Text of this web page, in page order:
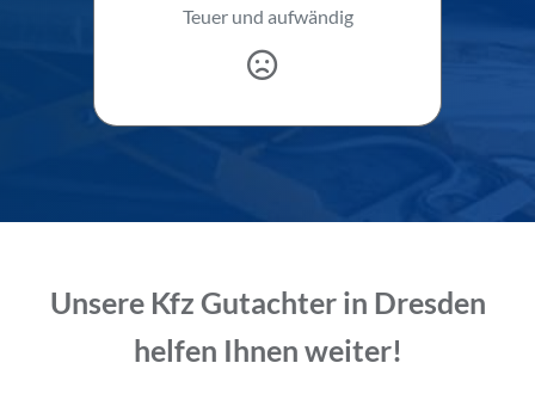
Teuer und aufwändig
Unsere Kfz Gutachter in Dresden
helfen Ihnen weiter!